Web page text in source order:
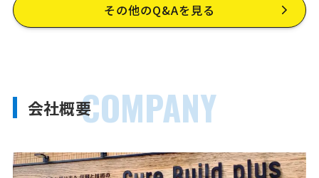
その他のQ&Aを見る
COMPANY
会社概要